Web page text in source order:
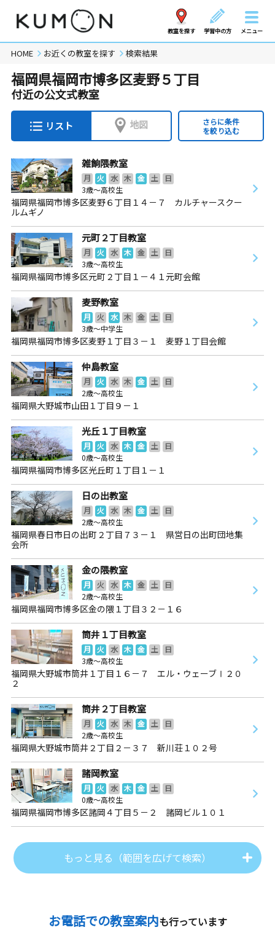
教室を探す 学習中の方 メニュー
HOME お近くの教室を探す 検索結果
福岡県福岡市博多区麦野５丁目
付近の公文式教室
リスト 地図
さらに条件
を絞り込む
雑餉隈教室
月 火 水 木 金 土
日
3歳～高校生
福岡県福岡市博多区麦野６丁目１４－７ カルチャースクー
ルムギノ
元町２丁目教室
月 火 水 木 金 土
日
3歳～高校生
福岡県福岡市博多区元町２丁目１－４１元町会館
麦野教室
月 火 水 木 金 土
日
3歳～中学生
福岡県福岡市博多区麦野１丁目３－１ 麦野１丁目会館
仲島教室
月 火 水 木 金 土
日
2歳～高校生
福岡県大野城市山田１丁目９－１
光丘１丁目教室
月 火 水 木 金 土
日
0歳～高校生
福岡県福岡市博多区光丘町１丁目１－１
日の出教室
月 火 水 木 金 土
日
2歳～高校生
福岡県春日市日の出町２丁目７３－１ 県営日の出町団地集
会所
金の隈教室
月 火 水 木 金 土
日
2歳～高校生
福岡県福岡市博多区金の隈１丁目３２－１６
筒井１丁目教室
月 火 水 木 金 土
日
3歳～高校生
福岡県大野城市筒井１丁目１６－７ エル・ウェーブⅠ２０
２
筒井２丁目教室
月 火 水 木 金 土
日
2歳～高校生
福岡県大野城市筒井２丁目２－３７ 新川荘１０２号
諸岡教室
月 火 水 木 金 土
日
0歳～高校生
福岡県福岡市博多区諸岡４丁目５－２ 諸岡ビル１０１
もっと見る（範囲を広げて検索）
お電話での教室案内も行っています